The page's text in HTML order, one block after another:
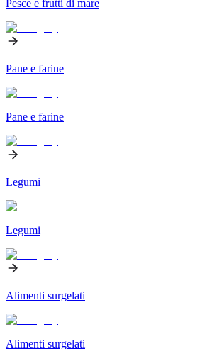
Pesce e frutti di mare
Pane e farine
Pane e farine
Legumi
Legumi
Alimenti surgelati
Alimenti surgelati